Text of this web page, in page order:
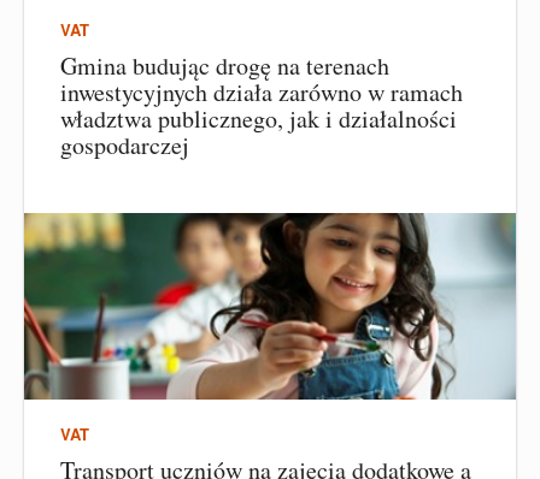
VAT
Gmina budując drogę na terenach
inwestycyjnych działa zarówno w ramach
władztwa publicznego, jak i działalności
gospodarczej
VAT
Transport uczniów na zajęcia dodatkowe a